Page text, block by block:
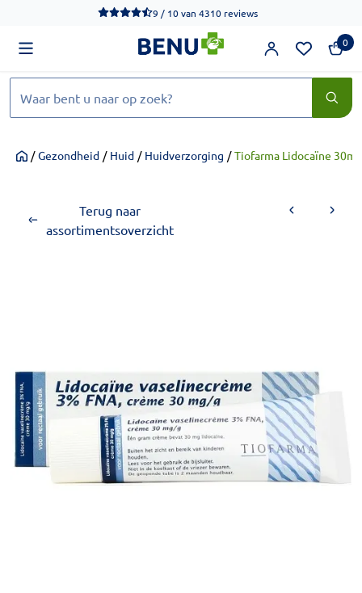
We werken momenteel hard aan het verbeteren van de
9 / 10van 4310 reviews
0
Home
/ Gezondheid / Huid / Huidverzorging / Tiofarma Lidocaïne
Terug naar
assortimentsoverzicht